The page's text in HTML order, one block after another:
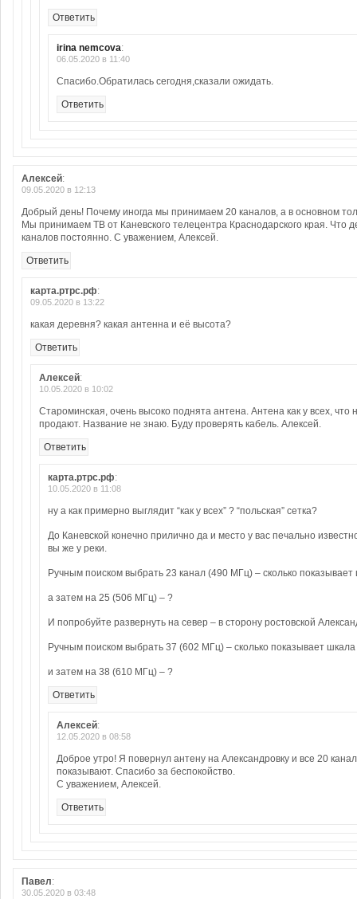
Ответить
irina nemcova:
06.05.2020 в 11:40
Спасибо.Обратилась сегодня,сказали ожидать.
Ответить
Алексей:
09.05.2020 в 12:13
Добрый день! Почему иногда мы принимаем 20 каналов, а в основном
Мы принимаем ТВ от Каневского телецентра Краснодарского края. Что
каналов постоянно. С уважением, Алексей.
Ответить
карта.ртрс.рф:
09.05.2020 в 13:22
какая деревня? какая антенна и её высота?
Ответить
Алексей:
10.05.2020 в 10:02
Староминская, очень высоко поднята антена. Антена как у всех, что
продают. Название не знаю. Буду проверять кабель. Алексей.
Ответить
карта.ртрс.рф:
10.05.2020 в 11:08
ну а как примерно выглядит “как у всех” ? “польская” сетка?
До Каневской конечно прилично да и место у вас печально
вы же у реки.
Ручным поиском выбрать 23 канал (490 МГц) – сколько показывает
а затем на 25 (506 МГц) – ?
И попробуйте развернуть на север – в сторону ростовской
Ручным поиском выбрать 37 (602 МГц) – сколько показывает шкала
и затем на 38 (610 МГц) – ?
Ответить
Алексей:
12.05.2020 в 08:58
Доброе утро! Я повернул антену на Александровку и все 20
показывают. Спасибо за беспокойство.
С уважением, Алексей.
Ответить
Павел:
30.05.2020 в 03:48